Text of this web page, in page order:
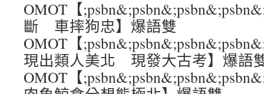
OMOT【
斷 車摔狗忠】爆語雙
OMOT【
現出類人美北 現發大古考】爆語
OMOT【